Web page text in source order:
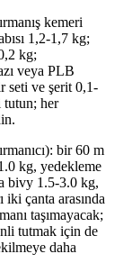
kemeri
1,2-1,7 kg;
kg;
veya PLB
seti ve şerit 0,1-
tutun; her
bir 60 m
kg, yedekleme
bivy 1.5-3.0 kg,
iki çanta arasında
taşımayacak;
tutmak için de
daha